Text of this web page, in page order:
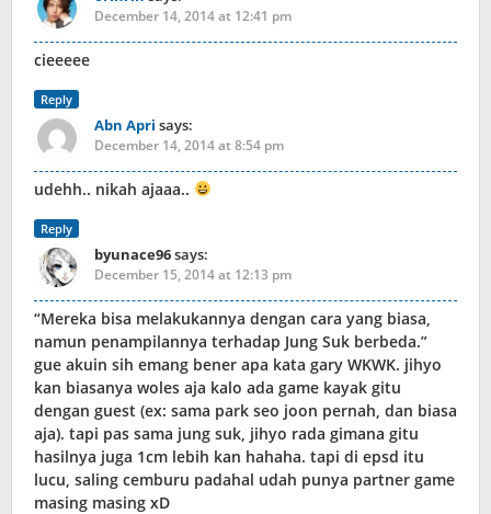
December 14, 2014 at 12:41 pm
cieeeee
Reply
Abn Apri says:
December 14, 2014 at 8:54 pm
udehh.. nikah ajaaa..
Reply
byunace96says:
December 15, 2014 at 12:13 pm
“Mereka bisa melakukannya dengan cara yang biasa,
namun penampilannya terhadap Jung Suk berbeda.”
gue akuin sih emang bener apa kata gary WKWK. jihyo
kan biasanya woles aja kalo ada game kayak gitu
dengan guest (ex: sama park seo joon pernah, dan biasa
aja). tapi pas sama jung suk, jihyo rada gimana gitu
hasilnya juga 1cm lebih kan hahaha. tapi di epsd itu
lucu, saling cemburu padahal udah punya partner game
masing masing xD